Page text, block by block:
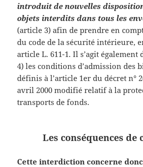
introduit de nouvelles
objets interdits dans tous les
(article 3) afin de prendre en
du code de la sécurité intérieure,
article L. 611-1. Il s’agit également
4) les conditions d’admission des
définis à l’article 1er du décret n°
avril 2000 modifié relatif à la
transports de fonds.
Les conséquences de
Cette interdiction concerne